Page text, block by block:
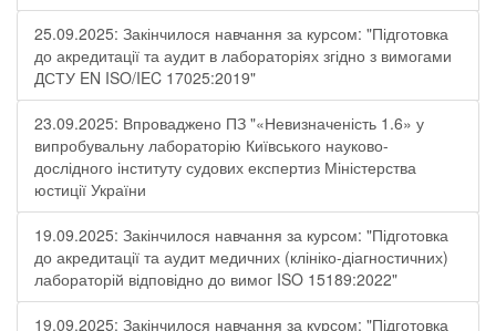
25.09.2025: Закінчилося навчання за курсом: "Підготовка
до акредитації та аудит в лабораторіях згідно з вимогами
ДСТУ EN ISO/IEC 17025:2019"
23.09.2025: Впроваджено ПЗ "«Невизначеність 1.6» у
випробувальну лабораторію Київського науково-
дослідного інституту судових експертиз Міністерства
юстиції України
19.09.2025: Закінчилося навчання за курсом: "Підготовка
до акредитації та аудит медичних (клініко-діагностичних)
лабораторій відповідно до вимог ISO 15189:2022"
19.09.2025: Закінчилося навчання за курсом: "Підготовка